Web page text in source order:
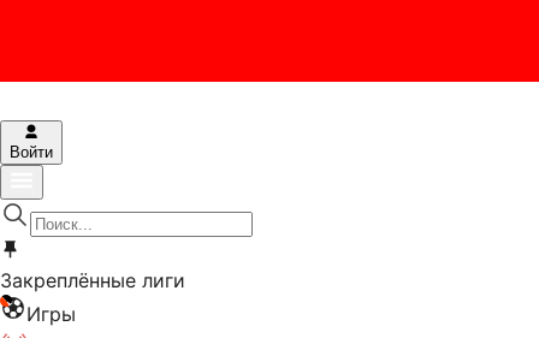
Войти
Закреплённые лиги
Игры